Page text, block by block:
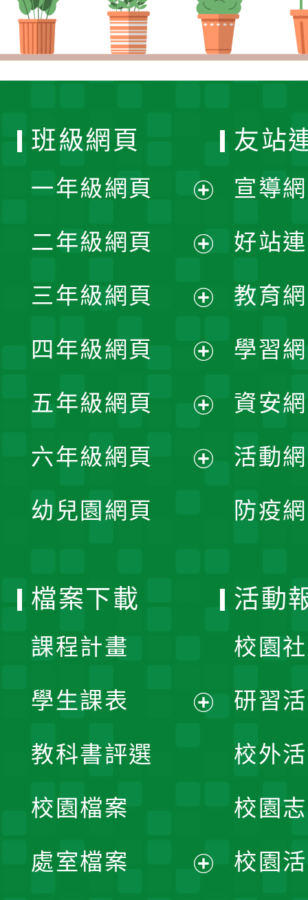
班級網頁
一年級網頁
開
選
單
二年級網頁
開
選
單
三年級網頁
開
選
單
四年級網頁
開
選
五年級網頁
開
六年級網頁
幼兒園網頁
友站
宣導
好站
教育
學習
資安
活動
防疫
檔案下載
課程計畫
學生課表
單
教科書評選
校園檔案
處室檔案
活動
校園
研習
校外
校園
校園